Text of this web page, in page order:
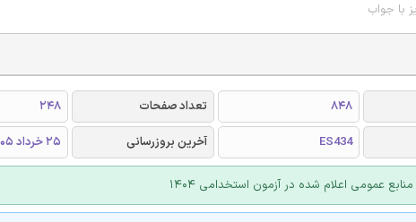
با جواب
848 تعداد صفحات
248
ES434 آخرین بروزرسانی 25 خرداد 1405
عمومی اعلام شده در آزمون استخدامی 1404